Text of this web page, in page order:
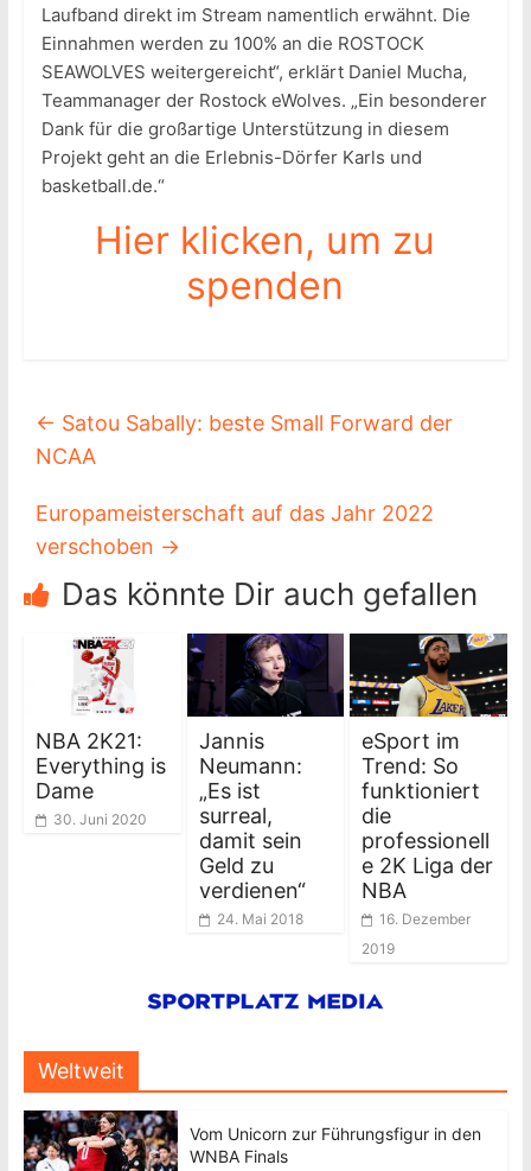
Laufband direkt im Stream namentlich erwähnt. Die
Einnahmen werden zu 100% an die ROSTOCK
SEAWOLVES weitergereicht“, erklärt Daniel Mucha,
Teammanager der Rostock eWolves. „Ein besonderer
Dank für die großartige Unterstützung in diesem
Projekt geht an die Erlebnis-Dörfer Karls und
basketball.de.“
Hier klicken, um zu
spenden
← Satou Sabally: beste Small Forward der
NCAA
Europameisterschaft auf das Jahr 2022
verschoben →
Das könnte Dir auch gefallen
NBA 2K21:
Everything is
Dame
30. Juni 2020
Jannis
Neumann:
„Es ist
surreal,
damit sein
Geld zu
verdienen“
24. Mai 2018
eSport im
Trend: So
funktioniert
die
professionell
e 2K Liga der
NBA
16. Dezember
2019
Weltweit
Vom Unicorn zur Führungsfigur in den
WNBA Finals